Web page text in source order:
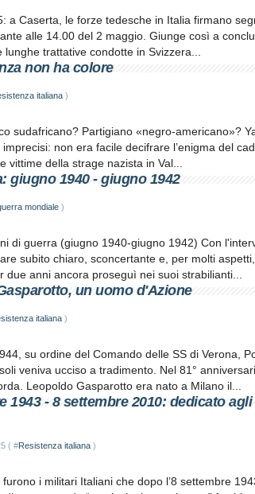
a Caserta, le forze tedesche in Italia firmano
alle 14.00 del 2 maggio. Giunge così a
lunghe trattative condotte in Svizzera...
non ha colore
italiana )
sudafricano? Partigiano «negro-americano»?
non era facile decifrare l’enigma del
vittime della strage nazista in Val...
giugno 1940 - giugno 1942
mondiale )
di guerra (giugno 1940-giugno 1942) Con
subito chiaro, sconcertante e, per molti
due anni ancora proseguì nei suoi strabilianti...
un uomo d'Azione
italiana )
su ordine del Comando delle SS di Verona,
veniva ucciso a tradimento. Nel 81°
Leopoldo Gasparotto era nato a Milano il...
1943 - 8 settembre 2010: dedicato
( #Resistenza italiana )
i militari Italiani che dopo l’8 settembre